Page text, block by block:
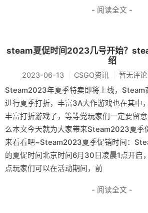
- 阅读全文 -
steam夏促时间2023几号开始？
绍
2023-06-13 CSGO资讯 暂无评论
Steam2023年夏季特卖即将上线，Steam
进行夏季打折，丰富3A大作游戏也在其中
丰富打折游戏了，等等党玩家们一定要留
么本文今天就为大家带来Steam2023夏季
来看看吧~Steam2023夏季促销时间：
的夏促时间北京时间6月30日凌晨1点开启
点玩家们可以在活动期间，前
- 阅读全文 -